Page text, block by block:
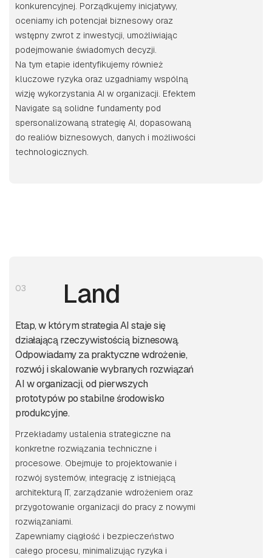
konkurencyjnej. Porządkujemy inicjatywy,
oceniamy ich potencjał biznesowy oraz
wstępny zwrot z inwestycji, umożliwiając
podejmowanie świadomych decyzji.
Na tym etapie identyfikujemy również
kluczowe ryzyka oraz uzgadniamy wspólną
wizję wykorzystania AI w organizacji. Efektem
Navigate są solidne fundamenty pod
spersonalizowaną strategię AI, dopasowaną
do realiów biznesowych, danych i możliwości
technologicznych.
03 Land
Etap, w którym strategia AI staje się
działającą rzeczywistością biznesową.
Odpowiadamy za praktyczne wdrożenie,
rozwój i skalowanie wybranych rozwiązań
AI w organizacji, od pierwszych
prototypów po stabilne środowisko
produkcyjne.
Przekładamy ustalenia strategiczne na
konkretne rozwiązania techniczne i
procesowe. Obejmuje to projektowanie i
rozwój systemów, integrację z istniejącą
architekturą IT, zarządzanie wdrożeniem oraz
przygotowanie organizacji do pracy z nowymi
rozwiązaniami.
Zapewniamy ciągłość i bezpieczeństwo
całego procesu, minimalizując ryzyka i